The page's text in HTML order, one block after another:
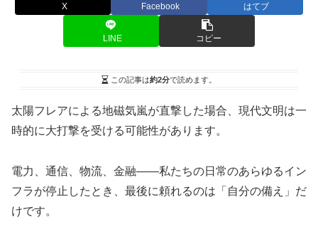
X Facebook はてブ
LINE コピー
この記事は約2分で読めます。
太陽フレアによる地磁気嵐が直撃した場合、現代文明は一
時的に大打撃を受ける可能性があります。
電力、通信、物流、金融――私たちの日常のあらゆるイン
フラが停止したとき、最後に頼れるのは「自分の備え」だ
けです。